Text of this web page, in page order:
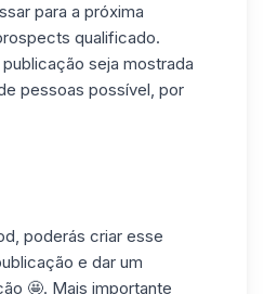
para a próxima
qualificado.
seja mostrada
pessoas possível, por
poderás criar esse
e dar um
🤩. Mais importante